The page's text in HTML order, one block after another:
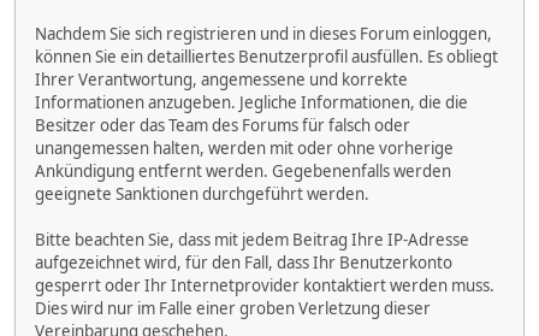
Nachdem Sie sich registrieren und in dieses Forum einloggen,
können Sie ein detailliertes Benutzerprofil ausfüllen. Es obliegt
Ihrer Verantwortung, angemessene und korrekte
Informationen anzugeben. Jegliche Informationen, die die
Besitzer oder das Team des Forums für falsch oder
unangemessen halten, werden mit oder ohne vorherige
Ankündigung entfernt werden. Gegebenenfalls werden
geeignete Sanktionen durchgeführt werden.
Bitte beachten Sie, dass mit jedem Beitrag Ihre IP-Adresse
aufgezeichnet wird, für den Fall, dass Ihr Benutzerkonto
gesperrt oder Ihr Internetprovider kontaktiert werden muss.
Dies wird nur im Falle einer groben Verletzung dieser
Vereinbarung geschehen.